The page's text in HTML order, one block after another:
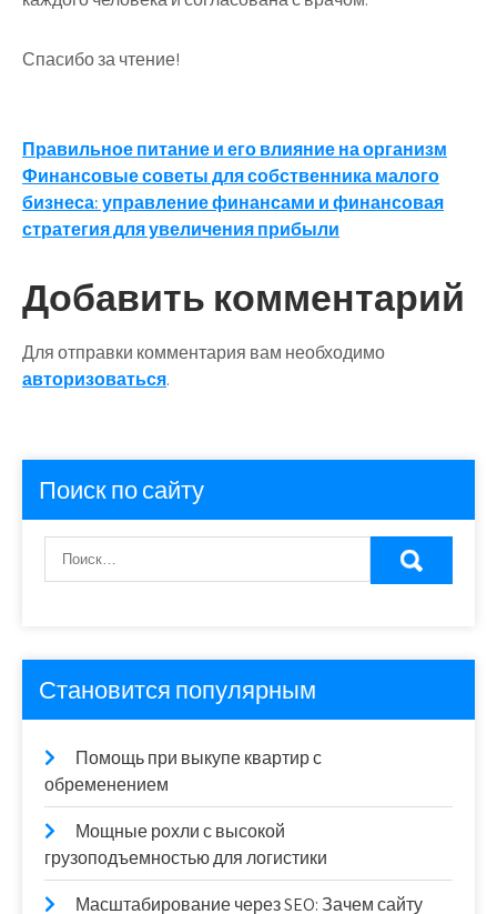
Спасибо за чтение!
Навигация
по
записям
Правильное питание и его влияние на организм
Финансовые советы для собственника малого
бизнеса: управление финансами и финансовая
стратегия для увеличения прибыли
Добавить комментарий
Для отправки комментария вам необходимо
авторизоваться.
Поиск по сайту
Становится популярным
Помощь при выкупе квартир с
обременением
Мощные рохли с высокой
грузоподъемностью для логистики
Масштабирование через SEO: Зачем сайту